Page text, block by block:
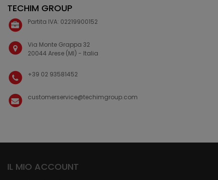
TECHIM GROUP
Partita IVA: 02219900152
Via Monte Grappa 32
20044 Arese (MI) - Italia
+39 02 93581452
customerservice@techimgroup.com
IL MIO ACCOUNT